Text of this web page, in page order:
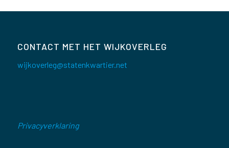
CONTACT MET HET WIJKOVERLEG
wijkoverleg@statenkwartier.net
Privacyverklaring